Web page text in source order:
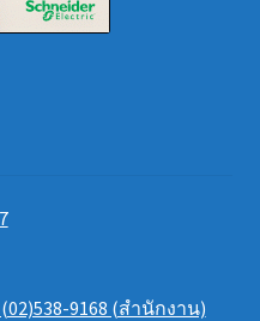
9168 (สำนักงาน)